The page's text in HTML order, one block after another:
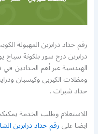
رقم حداد درابزين المهبولة
درابزين درج سور بلكونة سياج
الهندسية عبر أهم الحدادين
ومظلات الكيربي وكيسبان
حداد شبرات .
للاستعلام وطلب الخدمة
ايضا علىرقم حداد درابزين